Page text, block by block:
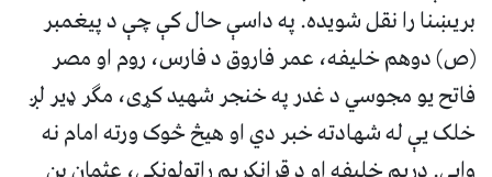
بریښنا را نقل شویده. په داسې حال کې چې د پیغمبر
(ص) دوهم خلیفه، عمر فاروق د فارس، روم او مصر
فاتح یو مجوسي د غدر په خنجر شهید کړی،‌ مګر ډیر لږ
خلک یې له شهادته خبر دي او هیڅ څوک ورته امام نه